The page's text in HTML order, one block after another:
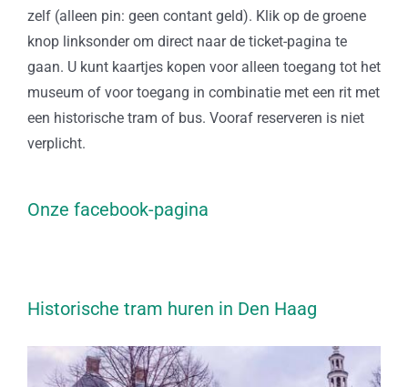
zelf (alleen pin: geen contant geld). Klik op de groene
knop linksonder om direct naar de ticket-pagina te
gaan. U kunt kaartjes kopen voor alleen toegang tot het
museum of voor toegang in combinatie met een rit met
een historische tram of bus. Vooraf reserveren is niet
verplicht.
Onze facebook-pagina
Historische tram huren in Den Haag